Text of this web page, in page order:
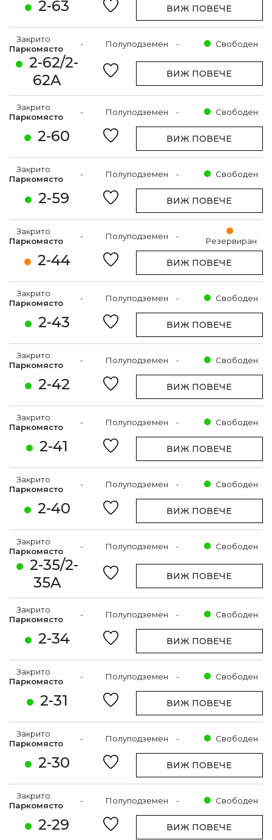
2-63 ВИЖ ПОВЕЧЕ
2-62/2-
62A
Закрито
Паркомясто
- Полуподземен - Свободен
ВИЖ ПОВЕЧЕ
2-60
Закрито
Паркомясто
- Полуподземен - Свободен
ВИЖ ПОВЕЧЕ
2-59
Закрито
Паркомясто
- Полуподземен - Свободен
ВИЖ ПОВЕЧЕ
2-44
Закрито
Паркомясто
- Полуподземен - Резервиран
ВИЖ ПОВЕЧЕ
2-43
Закрито
Паркомясто
- Полуподземен - Свободен
ВИЖ ПОВЕЧЕ
2-42
Закрито
Паркомясто
- Полуподземен - Свободен
ВИЖ ПОВЕЧЕ
2-41
Закрито
Паркомясто
- Полуподземен - Свободен
ВИЖ ПОВЕЧЕ
2-40
Закрито
Паркомясто
- Полуподземен - Свободен
ВИЖ ПОВЕЧЕ
2-35/2-
35A
Закрито
Паркомясто
- Полуподземен - Свободен
ВИЖ ПОВЕЧЕ
2-34
Закрито
Паркомясто
- Полуподземен - Свободен
ВИЖ ПОВЕЧЕ
2-31
Закрито
Паркомясто
- Полуподземен - Свободен
ВИЖ ПОВЕЧЕ
2-30
Закрито
Паркомясто
- Полуподземен - Свободен
ВИЖ ПОВЕЧЕ
2-29
Закрито
Паркомясто
- Полуподземен - Свободен
ВИЖ ПОВЕЧЕ